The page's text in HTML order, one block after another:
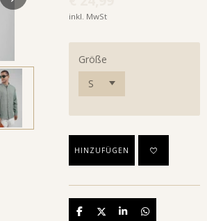
inkl. MwSt
Größe
HINZUFÜGEN
TeilenTeilenTeilenTeilen